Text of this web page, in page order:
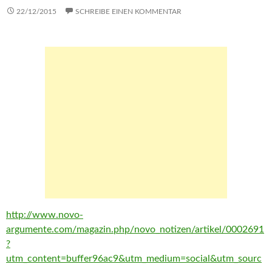
22/12/2015 SCHREIBE EINEN KOMMENTAR
http://www.novo-
argumente.com/magazin.php/novo_notizen/artikel/0002691
?
utm_content=buffer96ac9&utm_medium=social&utm_sourc